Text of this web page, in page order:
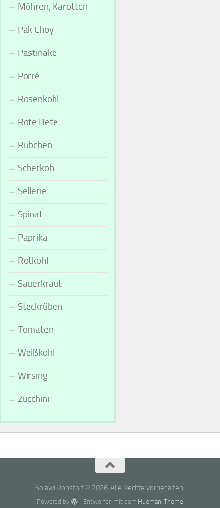
Möhren, Karotten
Pak Choy
Pastinake
Porré
Rosenkohl
Rote Bete
Rübchen
Scherkohl
Sellerie
Spinat
Paprika
Rotkohl
Sauerkraut
Steckrüben
Tomaten
Weißkohl
Wirsing
Zucchini
Solawi Donstorf © 2026. Alle Rechte vorbehalten.
Powered by - Entworfen mit dem Hueman-Theme